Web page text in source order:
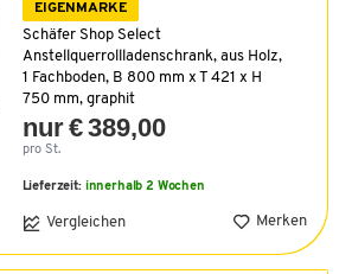
EIGENMARKE
Schäfer Shop Select
Anstellquerrollladenschrank, aus Holz,
1 Fachboden, B 800 mm x T 421 x H
750 mm, graphit
nur € 389,00
pro St.
Lieferzeit: innerhalb 2 Wochen
Vergleichen Merken